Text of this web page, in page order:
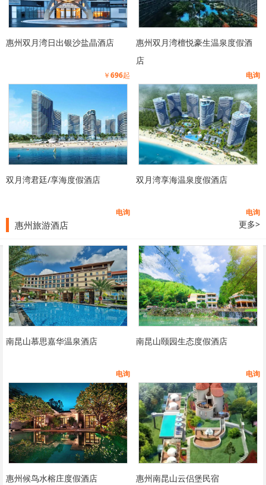
惠州双月湾日出银沙盐晶酒店
￥696起
惠州双月湾檀悦豪生温泉度假酒
店
电询
双月湾君廷/享海度假酒店
电询
双月湾享海温泉度假酒店
电询
惠州旅游酒店 更多>
南昆山慕思嘉华温泉酒店
电询
南昆山颐园生态度假酒店
电询
惠州候鸟水榕庄度假酒店 惠州南昆山云侣堡民宿